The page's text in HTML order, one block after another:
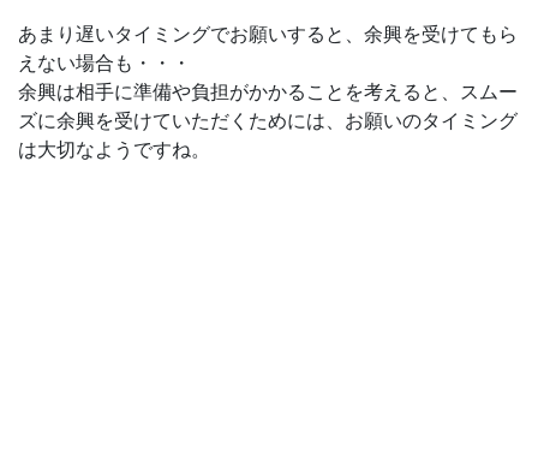
あまり遅いタイミングでお願いすると、余興を受けてもら
えない場合も・・・
余興は相手に準備や負担がかかることを考えると、スムー
ズに余興を受けていただくためには、お願いのタイミング
は大切なようですね。